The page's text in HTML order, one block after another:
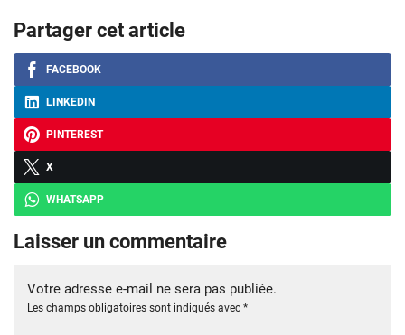
Partager cet article
FACEBOOK
LINKEDIN
PINTEREST
X
WHATSAPP
Laisser un commentaire
Votre adresse e-mail ne sera pas publiée.
Les champs obligatoires sont indiqués avec *